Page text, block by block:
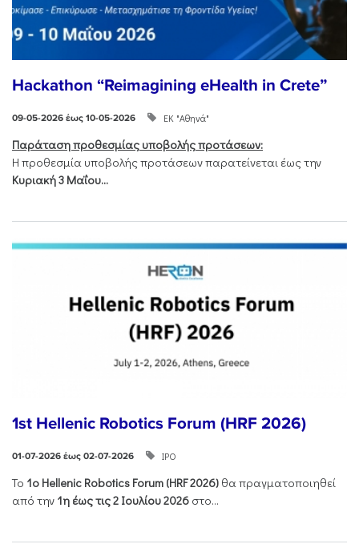
Hackathon “Reimagining eHealth in Crete”
09-05-2026 έως 10-05-2026 ΕΚ "Αθηνά"
Παράταση προθεσμίας υποβολής προτάσεων:
Η προθεσμία υποβολής προτάσεων παρατείνεται έως την
Κυριακή 3 Μαΐου...
1st Hellenic Robotics Forum (HRF 2026)
01-07-2026 έως 02-07-2026 ΙΡΟ
Το 1ο Hellenic Robotics Forum (HRF2026) θα πραγματοποιηθεί
από την 1η έως τις 2 Ιουλίου 2026 στο...